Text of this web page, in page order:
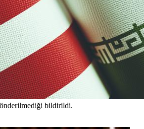
bildirildi.